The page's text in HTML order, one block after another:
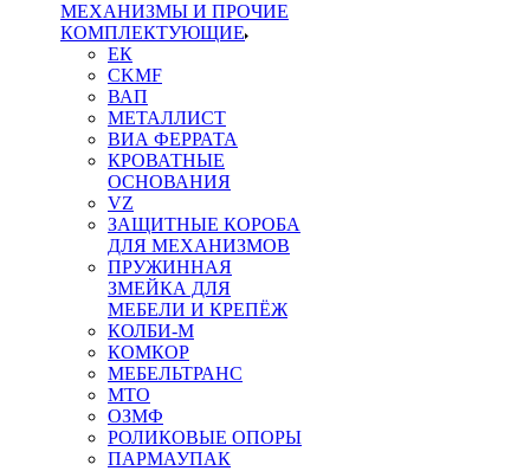
МЕХАНИЗМЫ И ПРОЧИЕ
КОМПЛЕКТУЮЩИЕ
ЕК
CKMF
ВАП
МЕТАЛЛИСТ
ВИА ФЕРРАТА
КРОВАТНЫЕ
ОСНОВАНИЯ
VZ
ЗАЩИТНЫЕ КОРОБА
ДЛЯ МЕХАНИЗМОВ
ПРУЖИННАЯ
ЗМЕЙКА ДЛЯ
МЕБЕЛИ И КРЕПЁЖ
КОЛБИ-М
КОМКОР
МЕБЕЛЬТРАНС
MTO
ОЗМФ
РОЛИКОВЫЕ ОПОРЫ
ПАРМАУПАК